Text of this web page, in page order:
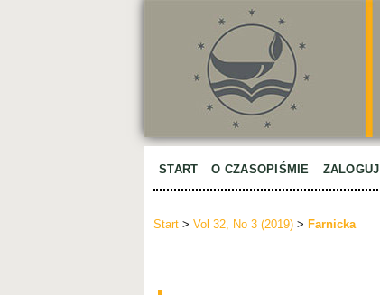
START O CZASOPIŚMIE ZALOGUJ
Start > Vol 32, No 3 (2019) > Farnicka